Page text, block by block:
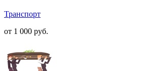
Транспорт
от 1 000 руб.